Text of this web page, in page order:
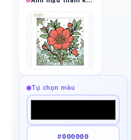
Tự chọn màu